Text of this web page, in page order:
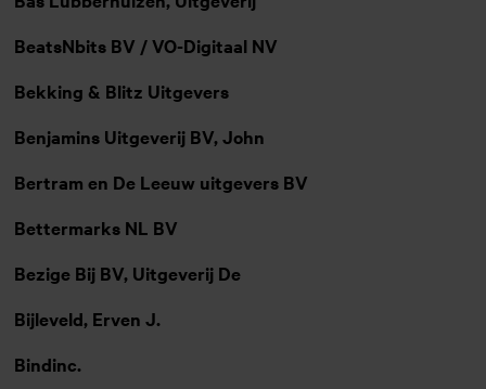
BeatsNbits BV / VO-Digitaal NV
Bekking & Blitz Uitgevers
Benjamins Uitgeverij BV, John
Bertram en De Leeuw uitgevers BV
Bettermarks NL BV
Bezige Bij BV, Uitgeverij De
Bijleveld, Erven J.
Bindinc.